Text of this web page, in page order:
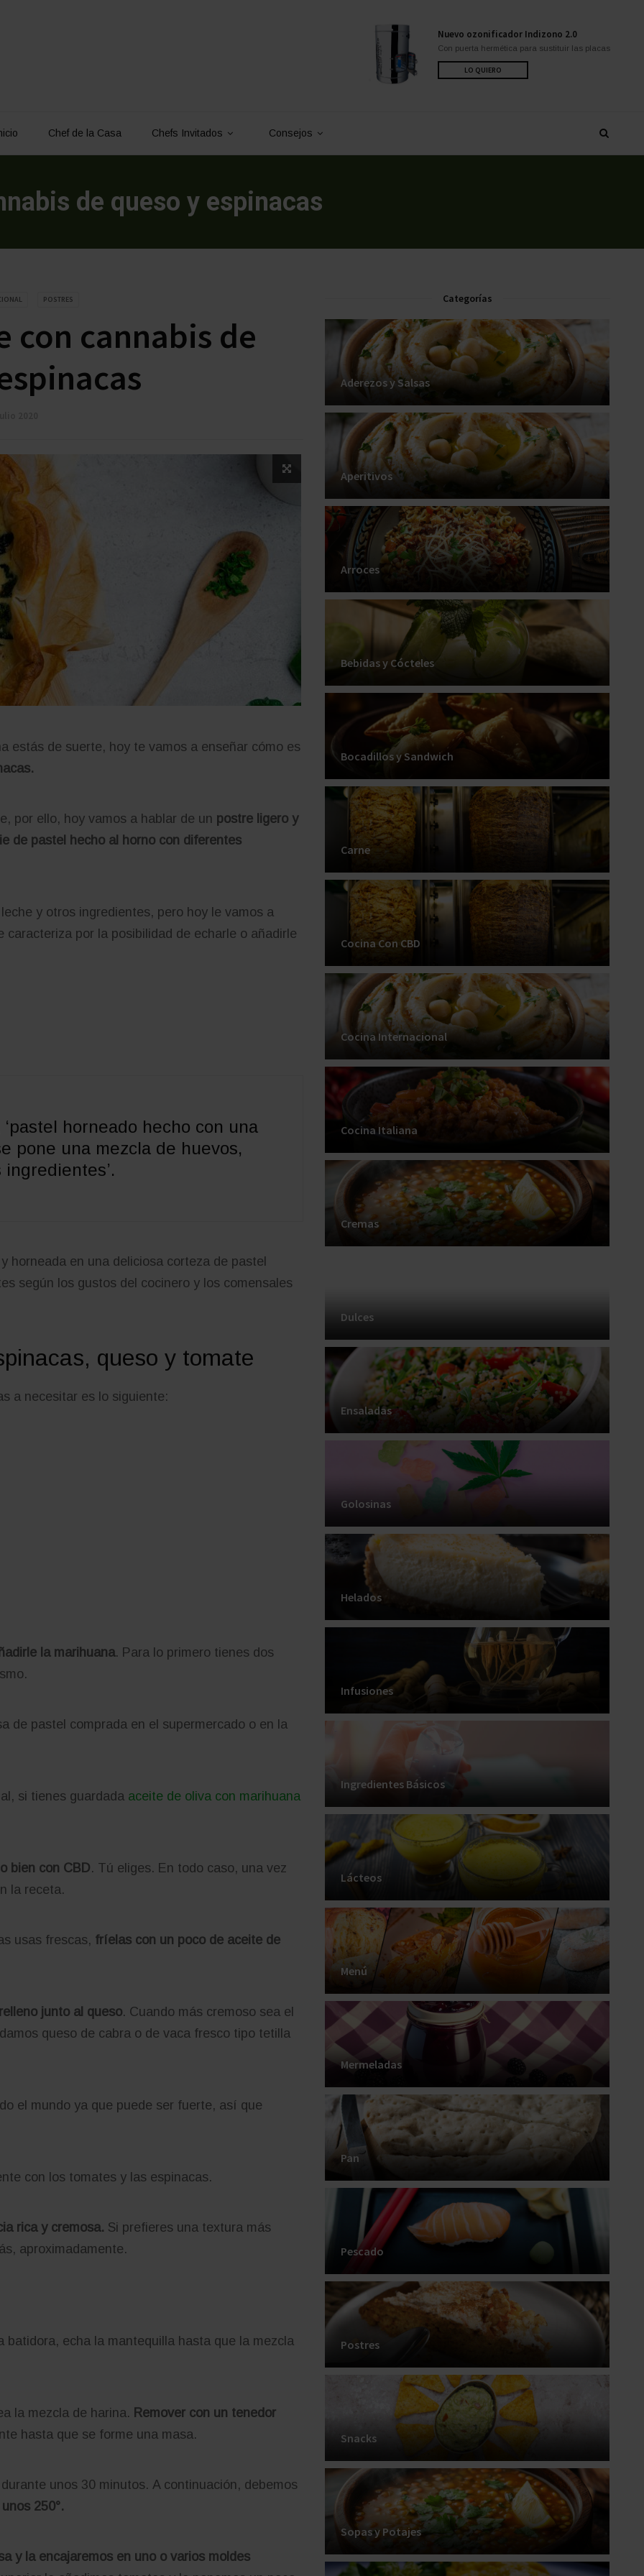
Chef de la Casa Chefs Invitados Consejos
Nuevo ozonificador Indizono 2.0
Con puerta hermética para sustituir las placas
LO QUIERO
de queso y espinacas
POSTRES
con cannabis de
estás de suerte, hoy te vamos a enseñar cómo es
por ello, hoy vamos a hablar de un postre ligero y
de pastel hecho al horno con diferentes
y otros ingredientes, pero hoy le vamos a
caracteriza por la posibilidad de echarle o añadirle
‘pastel horneado hecho con una
pone una mezcla de huevos,
ingredientes’.
horneada en una deliciosa corteza de pastel
según los gustos del cocinero y los comensales
queso y tomate
a necesitar es lo siguiente:
la marihuana. Para lo primero tienes dos
de pastel comprada en el supermercado o en la
si tienes guardada aceite de oliva con marihuana
bien con CBD. Tú eliges. En todo caso, una vez
la receta.
usas frescas, fríelas con un poco de aceite de
junto al queso. Cuando más cremoso sea el
queso de cabra o de vaca fresco tipo tetilla
el mundo ya que puede ser fuerte, así que
con los tomates y las espinacas.
rica y cremosa. Si prefieres una textura más
aproximadamente.
batidora, echa la mantequilla hasta que la mezcla
la mezcla de harina. Remover con un tenedor
hasta que se forme una masa.
unos 30 minutos. A continuación, debemos
250°.
y la encajaremos en uno o varios moldes
Categorías
Aderezos y Salsas
Aperitivos
Arroces
Bebidas y Cócteles
Bocadillos y Sandwich
Carne
Cocina Con CBD
Cocina Internacional
Cocina Italiana
Cremas
Dulces
Ensaladas
Golosinas
Helados
Infusiones
Ingredientes Básicos
Lácteos
Menú
Mermeladas
Pan
Pescado
Postres
Snacks
Sopas y Potajes